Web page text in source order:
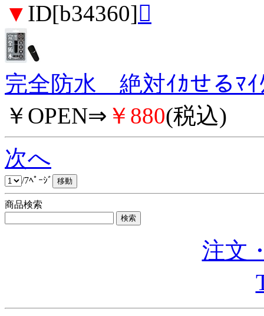
▼ ID[b34360]
完全防水 絶対ｲｶせるﾏ
￥OPEN⇒ ￥880(税込)
次へ
/7ﾍﾟｰｼﾞ
商品検索
注文